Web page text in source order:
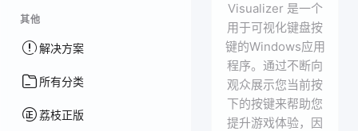
其他
解决方案
所有分类
荔枝正版
Visualizer 是一个
用于可视化键盘按
键的Windows应用
程序。通过不断向
观众展示您当前按
下的按键来帮助您
提升游戏体验，因